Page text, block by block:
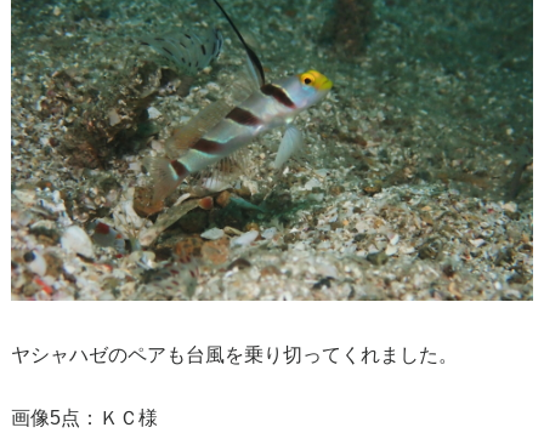
ヤシャハゼのペアも台風を乗り切ってくれました。
画像5点：ＫＣ様